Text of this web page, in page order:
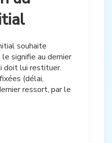
souhaite
signifie au dernier
doit lui restituer.
(délai,
ressort, par le